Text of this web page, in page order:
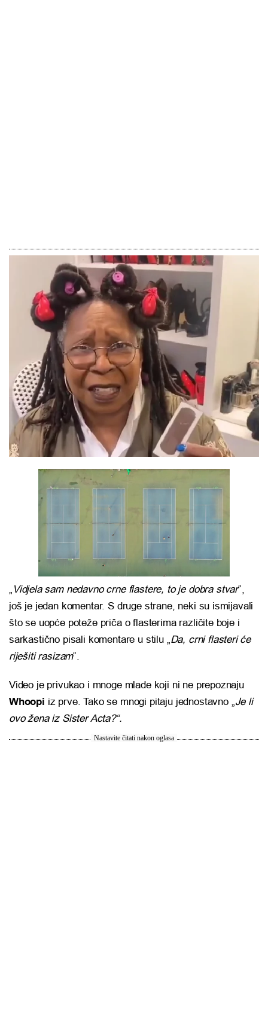
„ Vidjela sam nedavno crne flastere, to je dobra stvar“,
još je jedan komentar. S druge strane, neki su ismijavali
što se uopće poteže priča o flasterima različite boje i
sarkastično pisali komentare u stilu „Da, crni flasteri će
riješiti rasizam“.
Video je privukao i mnoge mlade koji ni ne prepoznaju
Whoopi iz prve. Tako se mnogi pitaju jednostavno „Je li
ovo žena iz Sister Acta?“.
Nastavite čitati nakon oglasa